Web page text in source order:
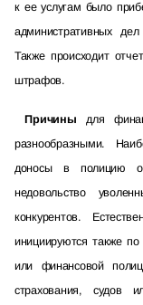
к ее услугам было
административных
Также происходит
штрафов.
Причины для
разнообразными.
доносы в полицию
недовольство
конкурентов.
инициируются также по
или финансовой
страхования, судов